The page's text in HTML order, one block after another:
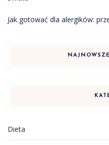
Jak gotować dla alergików:
Dieta